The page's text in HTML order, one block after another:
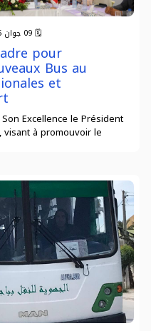
🗓 09 جوان 2025 🖋 anouarsgaier 👁 4660 vues
pour
Bus au
et
Excellence le Président
à promouvoir le...